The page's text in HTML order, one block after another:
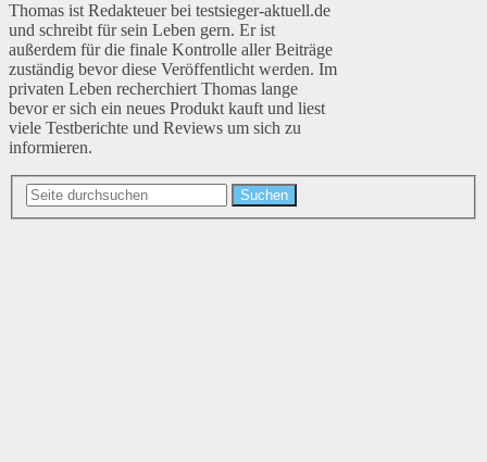
Thomas ist Redakteuer bei testsieger-aktuell.de
und schreibt für sein Leben gern. Er ist
außerdem für die finale Kontrolle aller Beiträge
zuständig bevor diese Veröffentlicht werden. Im
privaten Leben recherchiert Thomas lange
bevor er sich ein neues Produkt kauft und liest
viele Testberichte und Reviews um sich zu
informieren.
Suchen